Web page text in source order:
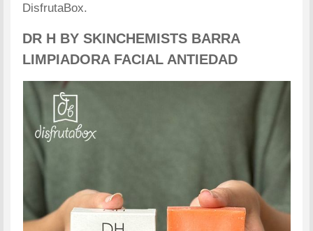
DisfrutaBox.
DR H BY SKINCHEMISTS BARRA
LIMPIADORA FACIAL ANTIEDAD